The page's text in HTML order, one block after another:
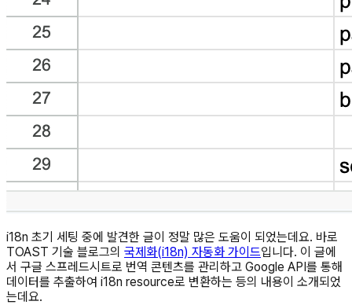
i18n 초기 세팅 중에 발견한 글이 정말 많은 도움이 되었는데요. 바로
TOAST 기술 블로그의 국제화(i18n) 자동화 가이드입니다. 이 글에
서 구글 스프레드시트로 번역 콘텐츠를 관리하고 Google API를 통해
데이터를 추출하여 i18n resource로 변환하는 등의 내용이 소개되었
는데요.